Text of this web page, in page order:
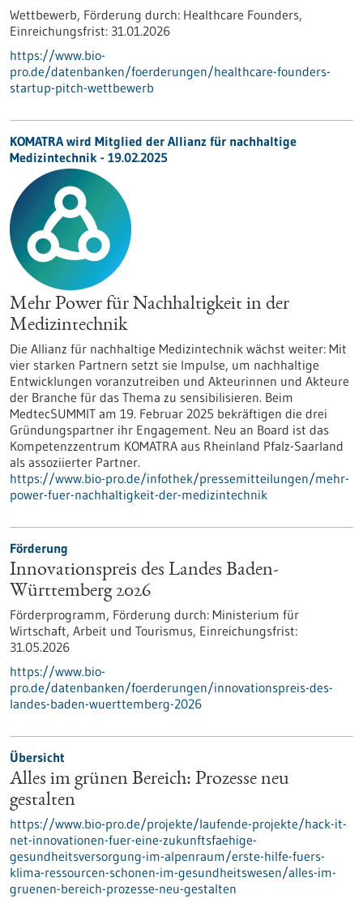
Wettbewerb, Förderung durch: Healthcare Founders,
Einreichungsfrist: 31.01.2026
https://www.bio-
pro.de/datenbanken/foerderungen/healthcare-founders-
startup-pitch-wettbewerb
KOMATRA wird Mitglied der Allianz für nachhaltige
Medizintechnik - 19.02.2025
Mehr Power für Nachhaltigkeit in der
Medizintechnik
Die Allianz für nachhaltige Medizintechnik wächst weiter: Mit
vier starken Partnern setzt sie Impulse, um nachhaltige
Entwicklungen voranzutreiben und Akteurinnen und Akteure
der Branche für das Thema zu sensibilisieren. Beim
MedtecSUMMIT am 19. Februar 2025 bekräftigen die drei
Gründungspartner ihr Engagement. Neu an Board ist das
Kompetenzzentrum KOMATRA aus Rheinland Pfalz-Saarland
als assoziierter Partner.
https://www.bio-pro.de/infothek/pressemitteilungen/mehr-
power-fuer-nachhaltigkeit-der-medizintechnik
Förderung
Innovationspreis des Landes Baden-
Württemberg 2026
Förderprogramm, Förderung durch: Ministerium für
Wirtschaft, Arbeit und Tourismus, Einreichungsfrist:
31.05.2026
https://www.bio-
pro.de/datenbanken/foerderungen/innovationspreis-des-
landes-baden-wuerttemberg-2026
Übersicht
Alles im grünen Bereich: Prozesse neu
gestalten
https://www.bio-pro.de/projekte/laufende-projekte/hack-it-
net-innovationen-fuer-eine-zukunftsfaehige-
gesundheitsversorgung-im-alpenraum/erste-hilfe-fuers-
klima-ressourcen-schonen-im-gesundheitswesen/alles-im-
gruenen-bereich-prozesse-neu-gestalten